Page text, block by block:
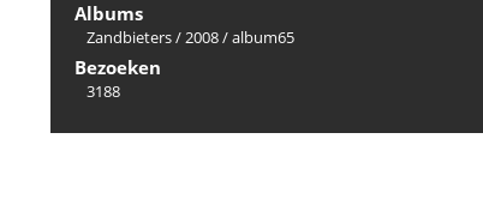
Albums
Zandbieters/2008/album65
Bezoeken
3188